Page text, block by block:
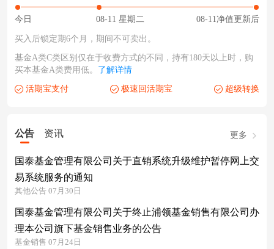
今日 08-11 星期二 08-11净值更新后
买入后锁定期6个月，期间不可卖出。
基金A类C类区别仅在于收费方式的不同，持有180天以上时，购
买本基金A类费用低。 了解详情
活期宝支付 极速回活期宝 超级转换
公告 资讯 更多
国泰基金管理有限公司关于直销系统升级维护暂停网上交
易系统服务的通知
其他公告 07月30日
国泰基金管理有限公司关于终止浦领基金销售有限公司办
理本公司旗下基金销售业务的公告
基金销售 07月24日